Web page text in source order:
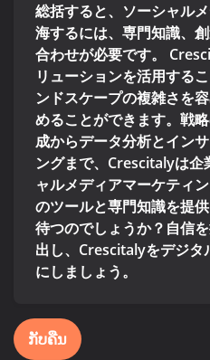
総括すると、ソーシャル
海するには、専門知識、
合わせが必要です。
リューションを活用する
ンドスケープの複雑さを
めることができます。戦
成からデータ分析とイン
ングまで、Crescitalyは企
ャルメディアマーケティ
のツールと専門知識を提
待つのでしょうか？自信
出し、Crescitalyをデジタ
にしましょう。
ກັບຄືນ